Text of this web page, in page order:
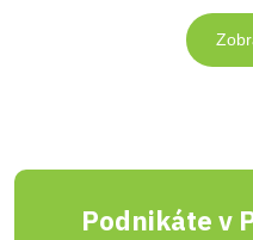
Podnikáte v